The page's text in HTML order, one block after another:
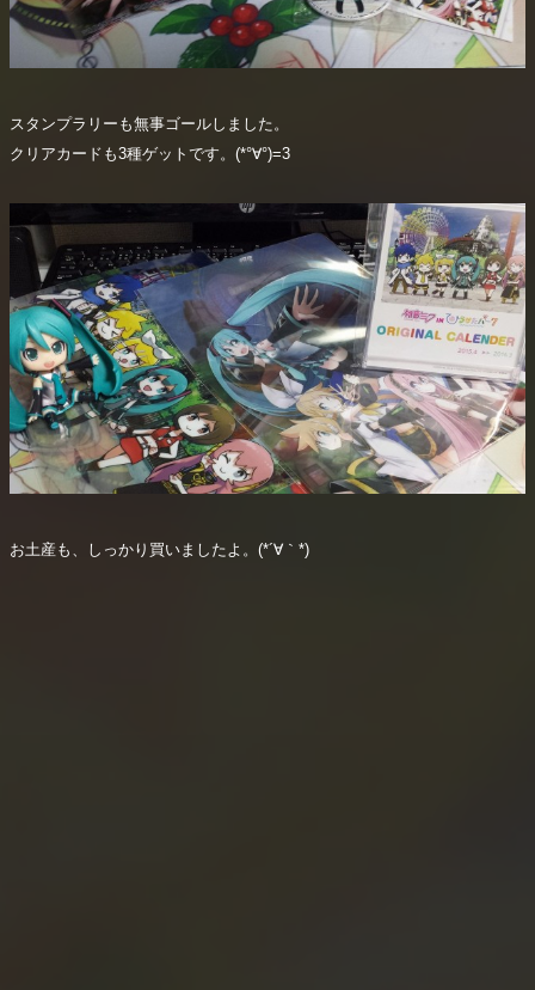
スタンプラリーも無事ゴールしました。
クリアカードも3種ゲットです。(*°∀°)=3
お土産も、しっかり買いましたよ。(*´∀｀*)